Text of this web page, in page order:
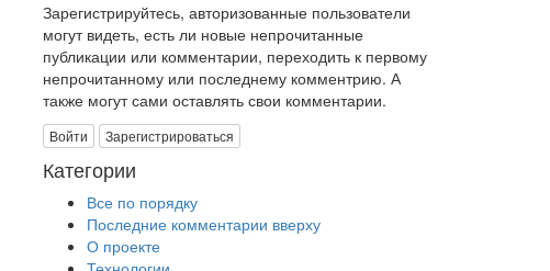
Зарегистрируйтесь, авторизованные пользователи
могут видеть, есть ли новые непрочитанные
публикации или комментарии, переходить к первому
непрочитанному или последнему комментрию. А
также могут сами оставлять свои комментарии.
Войти Зарегистрироваться
Категории
Все по порядку
Последние комментарии вверху
О проекте